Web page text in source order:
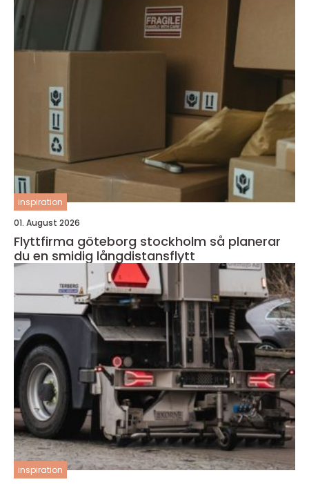
inspiration
01. August 2026
Flyttfirma göteborg stockholm så planerar
du en smidig långdistansflytt
inspiration